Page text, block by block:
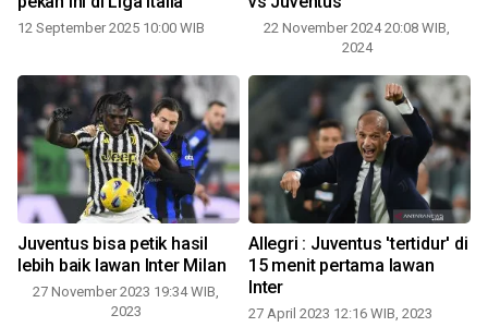
12 September 2025 10:00 WIB
22 November 2024 20:08 WIB,
2024
Juventus bisa petik hasil
lebih baik lawan Inter Milan
27 November 2023 19:34 WIB,
2023
Allegri : Juventus 'tertidur' di
15 menit pertama lawan
Inter
27 April 2023 12:16 WIB, 2023